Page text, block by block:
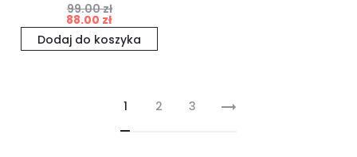
99.00zł
Pierwotna
cena
88.00 zł
Aktualna
cena
Dodaj do koszyka
1 2 3